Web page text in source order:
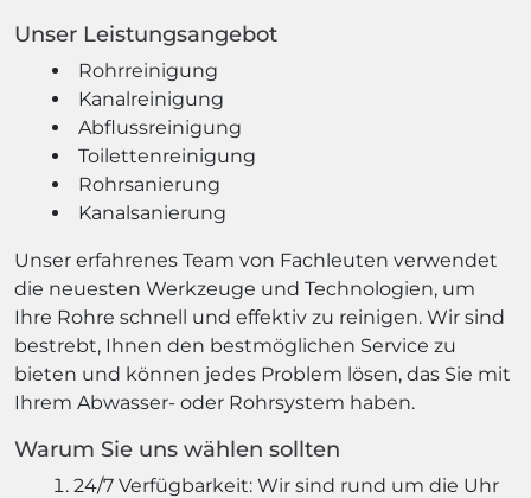
Unser Leistungsangebot
Rohrreinigung
Kanalreinigung
Abflussreinigung
Toilettenreinigung
Rohrsanierung
Kanalsanierung
Unser erfahrenes Team von Fachleuten verwendet
die neuesten Werkzeuge und Technologien, um
Ihre Rohre schnell und effektiv zu reinigen. Wir sind
bestrebt, Ihnen den bestmöglichen Service zu
bieten und können jedes Problem lösen, das Sie mit
Ihrem Abwasser- oder Rohrsystem haben.
Warum Sie uns wählen sollten
24/7 Verfügbarkeit: Wir sind rund um die Uhr